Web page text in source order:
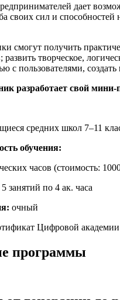
дает
своих сил и
смогут получить
развить творческое,
с пользователями,
разработает свой мини-
средних школ 7–11
обучения:
часов (стоимость:
5 занятий по 4 ак. часа
очный
Цифровой
программы